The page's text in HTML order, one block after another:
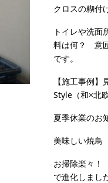
クロスの糊付
トイレや洗面
料は何？ 意
です。
【施工事例
Style（和×
夏季休業の
美味しい焼
お掃除楽々！
で進化しました